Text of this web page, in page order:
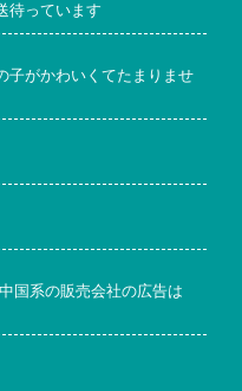
待っています
子がかわいくてたまりませ
国系の販売会社の広告は